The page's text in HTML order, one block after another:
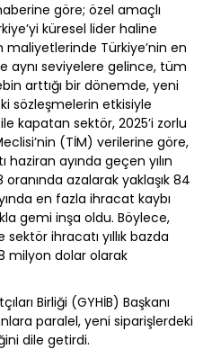
göre; özel amaçlı
küresel lider haline
Türkiye’nin en
aynı seviyelere gelince, tüm
arttığı bir dönemde, yeni
sözleşmelerin etkisiyle
ile kapatan sektör, 2025’i zorlu
(TİM) verilerine göre,
ayında geçen yılın
azalarak yaklaşık 84
en fazla ihracat kaybı
gemi inşa oldu. Böylece,
ihracatı yıllık bazda
milyon dolar olarak
Birliği (GYHİB) Başkanı
paralel, yeni siparişlerdeki
dile getirdi.